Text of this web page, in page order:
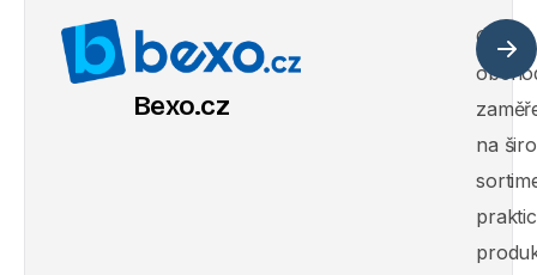
Bexo.cz
Online
na